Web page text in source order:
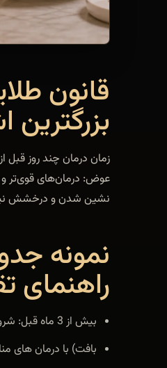
قانون
زمان درمان چند روز قبل
عوض: درمان‌های قوی‌تر و
نشین شدن و درخشش نیاز
نمونه
راهنمای
بیش از 3 ماه قبل: شروع یک طرح پوستی متناسب با نگرانی های خاص (مانند رنگدانه،
بافت) با درمان های